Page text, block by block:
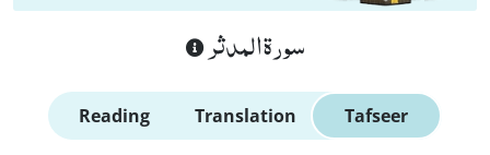
سورة المدثر
Reading Translation Tafseer